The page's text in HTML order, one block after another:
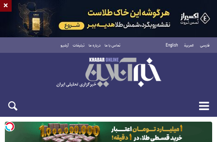
فارسی العربية English تماس با ما درباره ما تبلیغات آرشیو
یکشنبه ۱۸ مرداد ۱۴۰۵
×